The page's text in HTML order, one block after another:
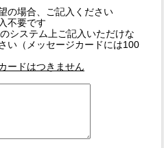
の場合、ご記入ください
不要です
システム上ご記入いただけな
い（メッセージカードには100
ードはつきません